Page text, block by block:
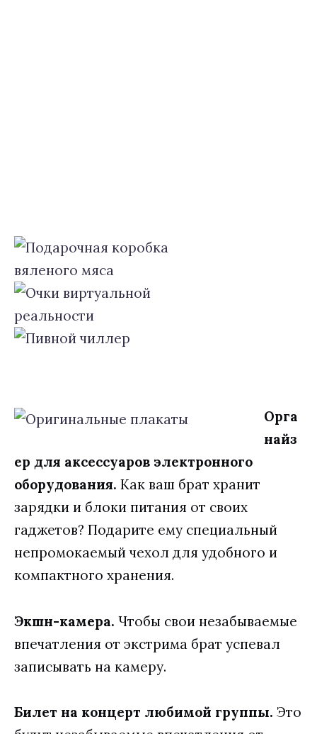
Орга
найз
ер для аксессуаров электронного
оборудования. Как ваш брат хранит
зарядки и блоки питания от своих
гаджетов? Подарите ему специальный
непромокаемый чехол для удобного и
компактного хранения.
Экшн-камера. Чтобы свои незабываемые
впечатления от экстрима брат успевал
записывать на камеру.
Билет на концерт любимой группы. Это